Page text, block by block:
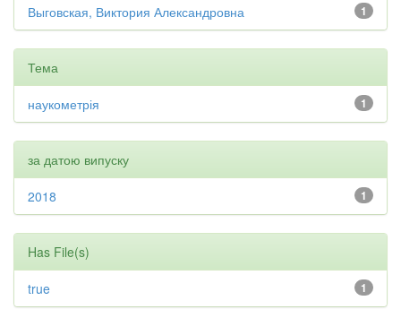
1
Выговская, Виктория Александровна
Тема
1
наукометрія
за датою випуску
1
2018
Has File(s)
1
true